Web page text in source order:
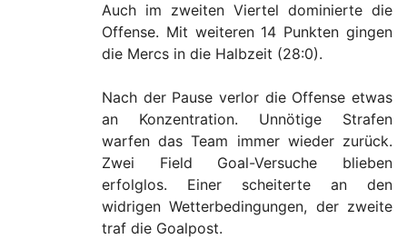
Auch im zweiten Viertel dominierte die
Offense. Mit weiteren 14 Punkten gingen
die Mercs in die Halbzeit (28:0).
Nach der Pause verlor die Offense etwas
an Konzentration. Unnötige Strafen
warfen das Team immer wieder zurück.
Zwei Field Goal-Versuche blieben
erfolglos. Einer scheiterte an den
widrigen Wetterbedingungen, der zweite
traf die Goalpost.